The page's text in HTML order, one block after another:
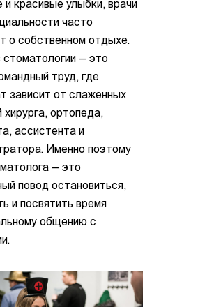
и красивые улыбки, врачи
часто
о собственном отдыхе.
стоматологии — это
труд, где
зависит от слаженных
хирурга, ортопеда,
ассистента и
Именно поэтому
— это
повод остановиться,
и посвятить время
общению с